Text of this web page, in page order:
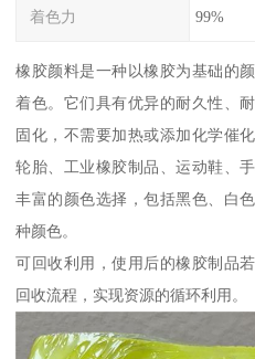
着色力 99%
橡胶颜料是一种以橡胶为基础的
着色。它们具有优异的耐久性、
固化，不需要加热或添加化学催
轮胎、工业橡胶制品、运动鞋、
丰富的颜色选择，包括黑色、白
种颜色。
可回收利用，使用后的橡胶制品
回收流程，实现资源的循环利用。